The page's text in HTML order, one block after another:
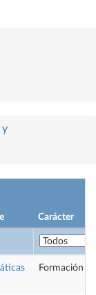
y
Carácter
Formación